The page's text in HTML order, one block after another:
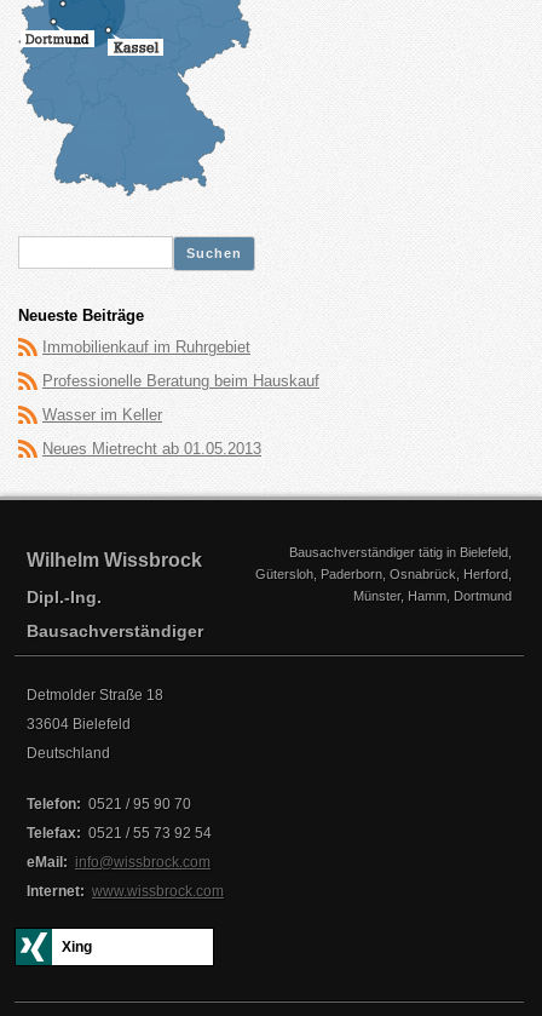
Neueste Beiträge
Immobilienkauf im Ruhrgebiet
Professionelle Beratung beim Hauskauf
Wasser im Keller
Neues Mietrecht ab 01.05.2013
Bausachverständiger tätig in Bielefeld,
Gütersloh, Paderborn, Osnabrück, Herford,
Münster, Hamm, Dortmund
Wilhelm Wissbrock
Dipl.-Ing.
Bausachverständiger
Detmolder Straße 18
33604 Bielefeld
Deutschland
Telefon: 0521 / 95 90 70
Telefax: 0521 / 55 73 92 54
eMail: info@wissbrock.com
Internet: www.wissbrock.com
Xing